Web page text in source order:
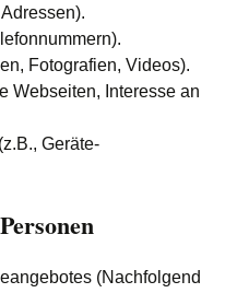
Fotografien, Videos).
Webseiten, Interesse an
Geräte-
(Nachfolgend